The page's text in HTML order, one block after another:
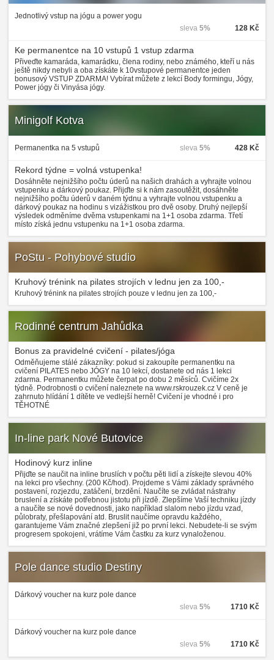
Jednotlivý vstup na jógu a power yogu
128 Kč
sleva 5%
Ke permanentce na 10 vstupů 1 vstup zdarma
Přiveďte kamaráda, kamarádku, člena rodiny, nebo známého, kteří u nás
ještě nikdy nebyli a oba získáte k 10vstupové permanentce jeden
bonusový VSTUP ZDARMA! Vybírat můžete z lekcí Body formingu, Jógy,
Power jógy či Vinyása jógy.
Minigolf Kotva
Permanentka na 5 vstupů 428 Kč
sleva 5%
Rekord týdne = volná vstupenka!
Dosáhněte nejnižšího počtu úderů na našich drahách a vyhrajte volnou
vstupenku a dárkový poukaz. Přijďte si k nám zasoutěžit, dosáhněte
nejnižšího počtu úderů v daném týdnu a vyhrajte volnou vstupenku a
dárkový poukaz na hodinu s vizážistkou pro dvě osoby. Druhý nejlepší
výsledek odměníme dvěma vstupenkami na 1+1 osoba zdarma. Třetí
místo získá jednu vstupenku na 1+1 osoba zdarma.
PoStu - Pohybové studio
Kruhový trénink na pilates strojích v lednu jen za 100,-
Kruhový trénink na pilates strojích pouze v lednu jen za 100,-
Rodinné centrum Jahůdka
Bonus za pravidelné cvičení - pilates/jóga
Odměňujeme stálé zákazníky: pokud si zakoupíte permanentku na
cvičení PILATES nebo JÓGY na 10 lekcí, dostanete od nás 1 lekci
zdarma. Permanentku můžete čerpat po dobu 2 měsíců. Cvičíme 2x
týdně. Podrobnosti o cvičení naleznete na www.rskrouzek.cz V ceně je
zahrnuto hlídání 1 dítěte ve vedlejší herně! Cvičení je vhodné i pro
TĚHOTNÉ
In-line park Nové Butovice
Hodinový kurz inline
Přijďte se naučit na inline bruslích v počtu pěti lidí a získejte slevou 40%
na lekci pro všechny. (200 Kč/hod). Projdeme s Vámi základy správného
postavení, rozjezdu, zatáčení, brzdění. Naučíte se zvládat nástrahy
bruslení a získáte potřebnou jistotu při jízdě. Zlepšíme Vaší techniku jízdy
a naučíte se nové dovednosti, jako například slalom nebo jízdu vzad,
půlobraty, přešlapování atd. Bruslit naučíme opravdu každého,
garantujeme Vám značné zlepšení již po první lekci. Nebudete-li se svým
progresem spokojeni, vrátíme Vám častku za kurz vynaloženou.
Pole dance studio Destiny
Dárkový voucher na kurz pole dance
1710 Kč
sleva 5%
Dárkový voucher na kurz pole dance
1710 Kč
sleva 5%